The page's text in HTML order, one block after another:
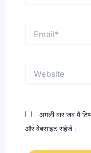
अगली बार जब मैं
और वेबसाइट सहेजें।